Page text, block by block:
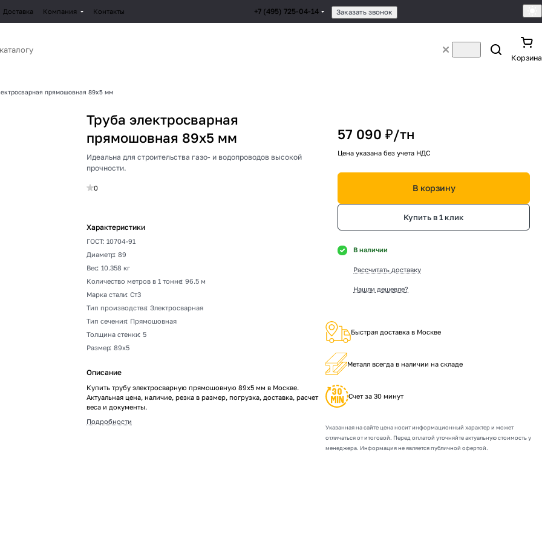
Доставка Компания Контакты +7 (495) 725-04-14 Заказать звонок
Корзина
прямошовная 89х5 мм
Труба электросварная
прямошовная 89х5 мм
Идеальна для строительства газо- и водопроводов высокой
прочности.
0
Характеристики
ГОСТ: 10704-91
Диаметр: 89
Вес: 10.358 кг
Количество метров в 1 тонне: 96.5 м
Марка стали: Ст3
Тип производства: Электросварная
Тип сечения: Прямошовная
Толщина стенки: 5
Размер: 89х5
Описание
Купить трубу электросварную прямошовную 89х5 мм в Москве.
Актуальная цена, наличие, резка в размер, погрузка, доставка, расчет
веса и документы.
Подробности
57 090 ₽/тн
Цена указана без учета НДС
В корзину
Купить в 1 клик
В наличии
Рассчитать доставку
Нашли дешевле?
Быстрая доставка в Москве
Металл всегда в наличии на складе
Счет за 30 минут
Указанная на сайте цена носит информационный характер и может
отличаться от итоговой. Перед оплатой уточняйте актуальную стоимость у
менеджера. Информация не является публичной офертой.